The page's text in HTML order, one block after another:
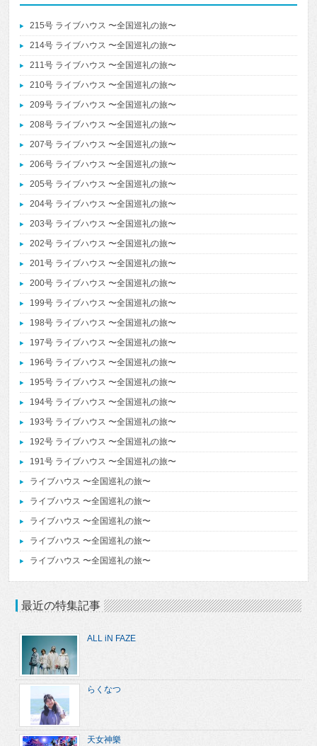
215号 ライブハウス 〜全国巡礼の旅〜
214号 ライブハウス 〜全国巡礼の旅〜
211号 ライブハウス 〜全国巡礼の旅〜
210号 ライブハウス 〜全国巡礼の旅〜
209号 ライブハウス 〜全国巡礼の旅〜
208号 ライブハウス 〜全国巡礼の旅〜
207号 ライブハウス 〜全国巡礼の旅〜
206号 ライブハウス 〜全国巡礼の旅〜
205号 ライブハウス 〜全国巡礼の旅〜
204号 ライブハウス 〜全国巡礼の旅〜
203号 ライブハウス 〜全国巡礼の旅〜
202号 ライブハウス 〜全国巡礼の旅〜
201号 ライブハウス 〜全国巡礼の旅〜
200号 ライブハウス 〜全国巡礼の旅〜
199号 ライブハウス 〜全国巡礼の旅〜
198号 ライブハウス 〜全国巡礼の旅〜
197号 ライブハウス 〜全国巡礼の旅〜
196号 ライブハウス 〜全国巡礼の旅〜
195号 ライブハウス 〜全国巡礼の旅〜
194号 ライブハウス 〜全国巡礼の旅〜
193号 ライブハウス 〜全国巡礼の旅〜
192号 ライブハウス 〜全国巡礼の旅〜
191号 ライブハウス 〜全国巡礼の旅〜
ライブハウス 〜全国巡礼の旅〜
ライブハウス 〜全国巡礼の旅〜
ライブハウス 〜全国巡礼の旅〜
ライブハウス 〜全国巡礼の旅〜
ライブハウス 〜全国巡礼の旅〜
最近の特集記事
ALL iN FAZE
らくなつ
天女神樂